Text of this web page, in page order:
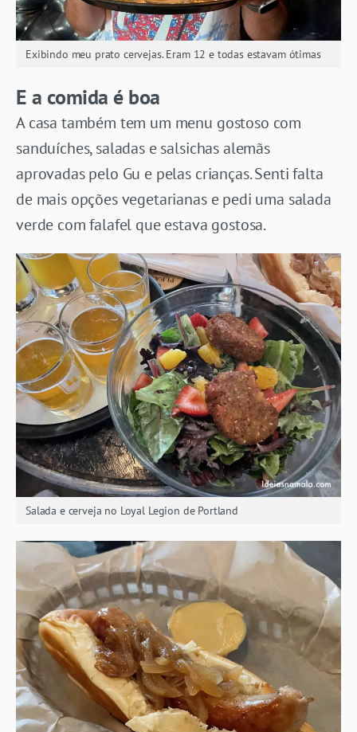
Exibindo meu prato cervejas. Eram 12 e todas estavam ótimas
E a comida é boa
A casa também tem um menu gostoso com
sanduíches, saladas e salsichas alemãs
aprovadas pelo Gu e pelas crianças. Senti falta
de mais opções vegetarianas e pedi uma salada
verde com falafel que estava gostosa.
Salada e cerveja no Loyal Legion de Portland